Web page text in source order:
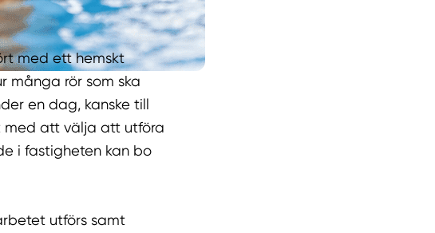
med ett hemskt
många rör som ska
en dag, kanske till
med att välja att utföra
i fastigheten kan bo
utförs samt